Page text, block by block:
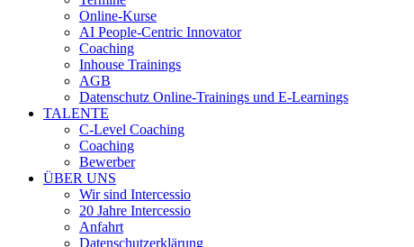
Online-Kurse
AI People-Centric Innovator
Coaching
Inhouse Trainings
AGB
Datenschutz Online-Trainings und E-Learnings
TALENTE
C-Level Coaching
Coaching
Bewerber
ÜBER UNS
Wir sind Intercessio
20 Jahre Intercessio
Anfahrt
Datenschutzerklärung